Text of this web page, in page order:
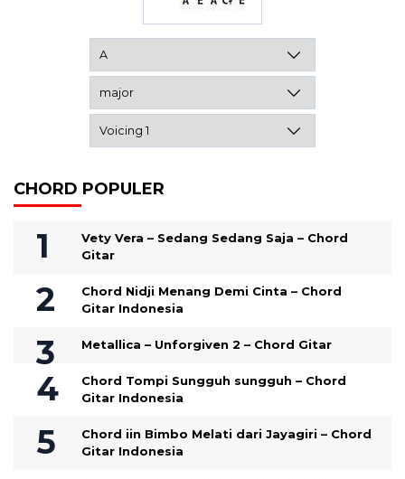
CHORD POPULER
Vety Vera – Sedang Sedang Saja – Chord
Gitar
Chord Nidji Menang Demi Cinta – Chord
Gitar Indonesia
Metallica – Unforgiven 2 – Chord Gitar
Chord Tompi Sungguh sungguh – Chord
Gitar Indonesia
Chord iin Bimbo Melati dari Jayagiri – Chord
Gitar Indonesia